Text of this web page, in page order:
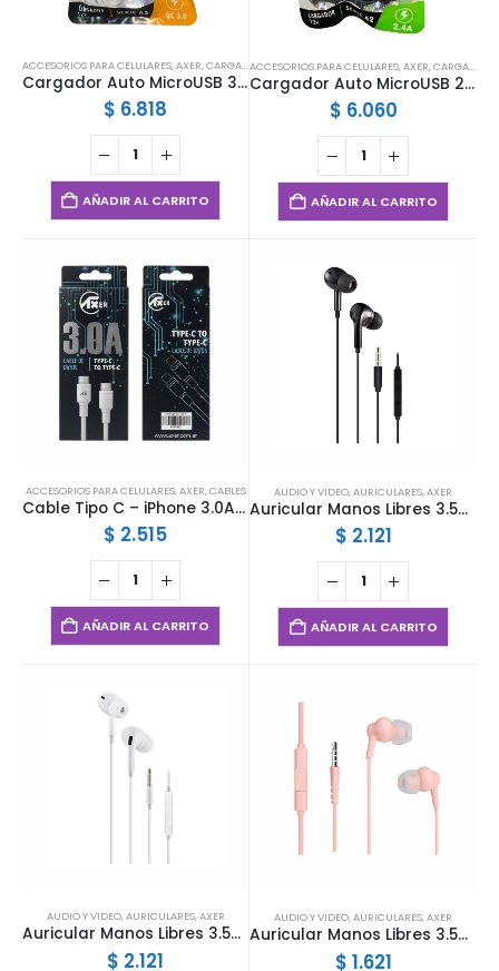
ACCESORIOS PARA CELULARES, AXER,CARGADORES
Cargador Auto MicroUSB 3.0A (1 USB) Axer
$ 6.818
AÑADIR AL CARRITO
ACCESORIOS PARA CELULARES, AXER,CARGADORES
Cargador Auto MicroUSB 2.4A (2 USB) Axer
$ 6.060
AÑADIR AL CARRITO
ACCESORIOS PARA CELULARES,AXER,CABLES
Cable Tipo C – iPhone 3.0A 1mts Axer
$ 2.515
AÑADIR AL CARRITO
AUDIO Y VIDEO,AURICULARES,AXER
Auricular Manos Libres 3.5mm AXC4 Axer
$ 2.121
AÑADIR AL CARRITO
AUDIO Y VIDEO,AURICULARES,AXER
Auricular Manos Libres 3.5mm AXC4 Axer
$ 2.121
AUDIO Y VIDEO,AURICULARES,AXER
Auricular Manos Libres 3.5mm AXC1 Axer
$ 1.621